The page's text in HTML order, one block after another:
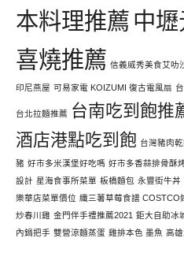
本料理推薦 中
喜燒推薦 信義威秀美食艾叻
印尼燕屋 可易家電 KOIZUMI 復古電風扇
台北拉麵推薦 台南吃到飽推
酒店港點吃到飽 台灣豬肉
豬 好市多米漢堡好吃嗎 好市多香蒜排骨酥
設計 星海食事所菜單 板橋麵包 永豐街牛丼
樂華店菜單價位 纖三薯草莓食譜 COSTCO
炒春川雞 金門伴手禮推薦2021 鉅大自助冰
內鍋把手 雙營涼麵蒸蛋 雞排本色 墨魚 高